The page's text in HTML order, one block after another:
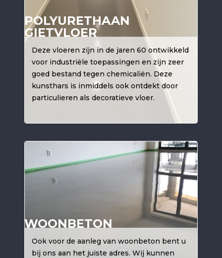
POLYURETHAAN
GIETVLOER
Deze vloeren zijn in de jaren 60 ontwikkeld
voor industriële toepassingen en zijn zeer
goed bestand tegen chemicaliën. Deze
kunsthars is inmiddels ook ontdekt door
particulieren als decoratieve vloer.
WOONBETON
Ook voor de aanleg van woonbeton bent u
bij ons aan het juiste adres. Wij kunnen